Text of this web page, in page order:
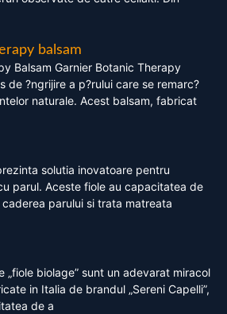
balsam
Balsam Garnier Botanic Therapy
de ?ngrijire a p?rului care se remarc?
naturale. Acest balsam, fabricat
solutia inovatoare pentru
parul. Aceste fiole au capacitatea de
parului si trata matreata
„fiole biolage” sunt un adevarat miracol
in Italia de brandul „Sereni Capelli”,
de a